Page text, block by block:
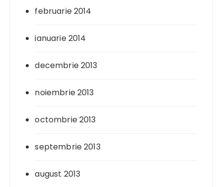
februarie 2014
ianuarie 2014
decembrie 2013
noiembrie 2013
octombrie 2013
septembrie 2013
august 2013